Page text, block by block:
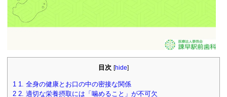
目次 [hide]
1 1. 全身の健康とお口の中の密接な関係
2 2. 適切な栄養摂取には「噛めること」が不可欠